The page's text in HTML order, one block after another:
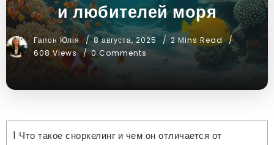
и любителей моря
Гапон Юлія 8 августа, 2025
2 Mins Read
608 Views
0 Comments
1 Что такое сноркелинг и чем он отличается от